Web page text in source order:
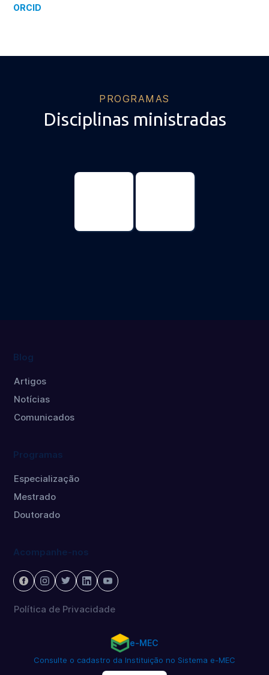
ORCID
PROGRAMAS
Disciplinas ministradas
Blog
Artigos
Notícias
Comunicados
Programas
Especialização
Mestrado
Doutorado
Acompanhe-nos
Política de Privacidade
e-MEC
Consulte o cadastro da Instituição no Sistema e-MEC